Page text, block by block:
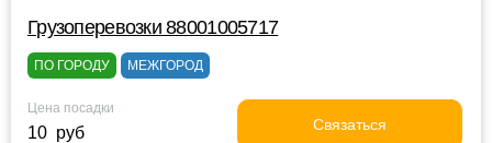
Грузоперевозки 88001005717
ПО ГОРОДУ МЕЖГОРОД
Цена посадки
10 руб Связаться